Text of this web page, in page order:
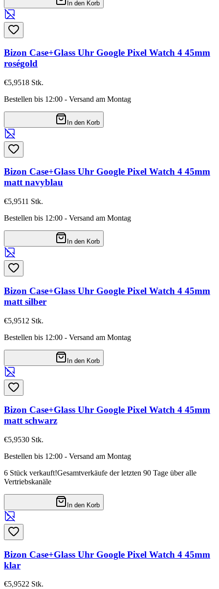
In den Korb
Bizon Case+Glass Uhr Google Pixel Watch 4 45mm
roségold
€5,9518 Stk.
Bestellen bis 12:00 - Versand am Montag
In den Korb
Bizon Case+Glass Uhr Google Pixel Watch 4 45mm
matt navyblau
€5,9511 Stk.
Bestellen bis 12:00 - Versand am Montag
In den Korb
Bizon Case+Glass Uhr Google Pixel Watch 4 45mm
matt silber
€5,9512 Stk.
Bestellen bis 12:00 - Versand am Montag
In den Korb
Bizon Case+Glass Uhr Google Pixel Watch 4 45mm
matt schwarz
€5,9530 Stk.
Bestellen bis 12:00 - Versand am Montag
6 Stück verkauft!Gesamtverkäufe der letzten 90 Tage über alle
Vertriebskanäle
In den Korb
Bizon Case+Glass Uhr Google Pixel Watch 4 45mm
klar
€5,9522 Stk.